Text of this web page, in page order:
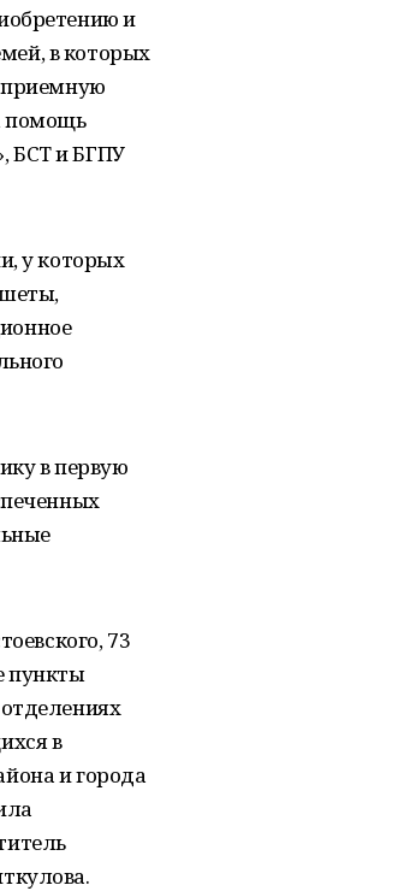
и
в которых
приемную
помощь
БСТ и БГПУ
у которых
в первую
73
пункты
в
и города